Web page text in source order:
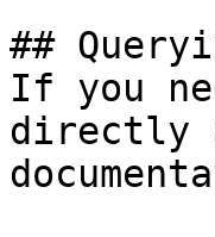
##
If you
directly